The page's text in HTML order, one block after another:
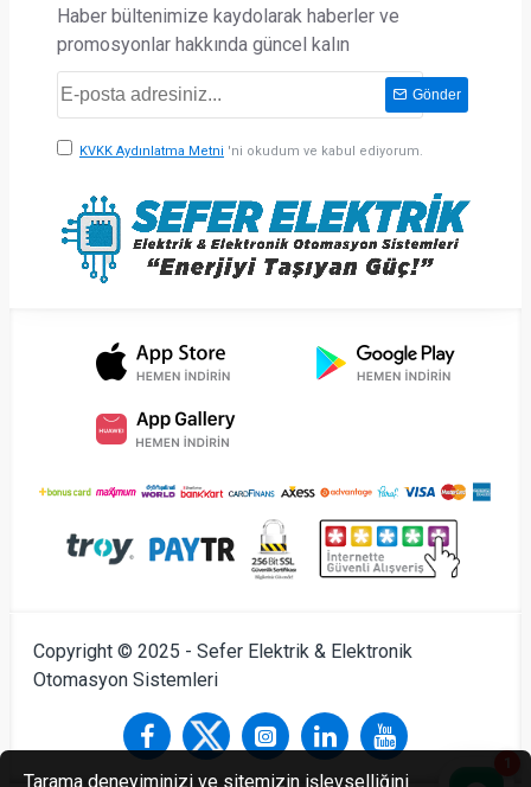
Haber bültenimize kaydolarak haberler ve
promosyonlar hakkında güncel kalın
Gönder
KVKK Aydınlatma Metni 'ni okudum ve kabul ediyorum.
Copyright © 2025 - Sefer Elektrik & Elektronik
Otomasyon Sistemleri
Tarama deneyiminizi ve sitemizin işlevselliğini